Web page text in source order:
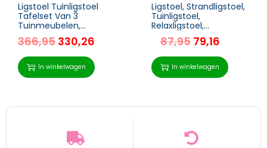
Ligstoel Tuinligstoel
Tafelset Van 3
Tuinmeubelen,
Polyrattan + Metaalgrijs
366,95 330,26
In winkelwagen
Ligstoel, Strandligstoel,
Tuinligstoel,
Relaxligstoel,
Opvouwbaar Met
Kussens Strand Metaal
+ Stof Grijs 137 X 63,5 X
100,5 Cm
87,95 79,16
In winkelwagen